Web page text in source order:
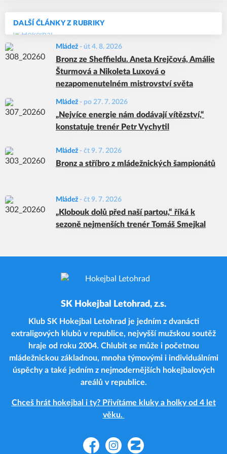
DALŠÍ ČLÁNKY Z RUBRIKY
Mládež - út 4. 8. 2026
Bronz ze Sheffieldu. Aneta Krejčová, Amálie
Šturmová a Nikoleta Luxová o
nezapomenutelném mistrovství světa
Mládež - po 27. 7. 2026
„Nejvíce energie nám dodávají vítězství,“
konstatuje trenér Petr Vychytil
Mládež - čt 9. 7. 2026
Bronz a stříbro z mládežnických šampionátů
Mládež - čt 9. 7. 2026
„Klobouk dolů před naší partou,“ říká k
sezoně nejmenších trenér Tomáš Smejkal
SK Hokejbal Letohrad, z.s.
Klub SK Hokejbal Letohrad je jedním z dvanácti
extraligových klubů v republice, nejvyšší mužskou soutěž
hraje od roku 2004. Chlubit se může i početnou
mládežnickou základnou, mnoha týmovými i individuálními
úspěchy a také jedním z nejmodernějších hokejbalových
areálů v republice.
Chceš hrát hokejbal i ty? Přivítáme kluky a holky od 4 let
věku.
FacebookInstagramZonerama